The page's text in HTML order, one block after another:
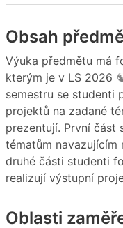
Obsah
Výuka předmětu má
kterým je v LS 2026
semestru se studenti
projektů na zadané
prezentují. První část
tématům navazujícím
druhé části studenti
realizují výstupní
Oblasti